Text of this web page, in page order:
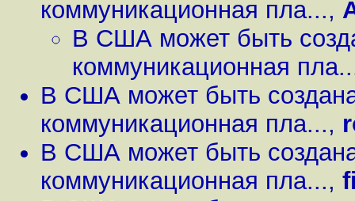
коммуникационная пла...,
В США может быть
коммуникационная
В США может быть
коммуникационная пла...,
В США может быть
коммуникационная пла...,